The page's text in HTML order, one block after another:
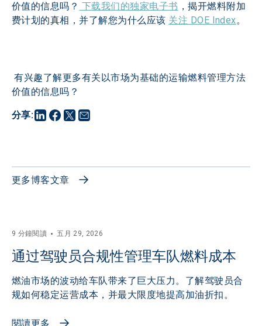
分享:
价值的信息吗？ 下载我们的独家电子书 ，揭开燃料附加
费计划的真相，并了解您为什么应该 关注 DOE Index。
有兴趣了解更多有关以市场为基础的运输燃料管理方法
价值的信息吗？
更多博客文章
9 分鐘閱讀 五月 29, 2026
通过驾驶员合规性管理车队燃料成本
燃油市场的波动给车队带来了巨大压力。了解驾驶员合
规如何稳定运营成本，并最大限度地提高加油折扣。
閱讀更多